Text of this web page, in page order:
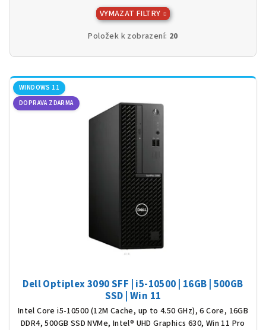
VYMAZAT FILTRY
Položek k zobrazení: 20
V
WINDOWS 11
DOPRAVA ZDARMA
Dell Optiplex 3090 SFF | i5-10500 | 16GB | 500GB
SSD | Win 11
Intel Core i5-10500 (12M Cache, up to 4.50 GHz), 6 Core, 16GB
DDR4, 500GB SSD NVMe, Intel® UHD Graphics 630, Win 11 Pro